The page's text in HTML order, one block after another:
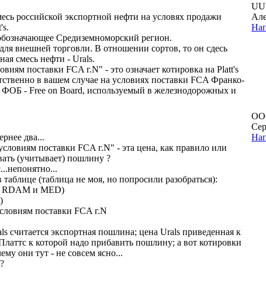
российской экспортной нефти на условях продажи
Средиземноморский регион.
внешней торговли. В отношении сортов, то он сдесь
смесь нефти - Urals.
поставки FCA г.N" - это означает котировка на Platt's
в вашем случае на условиях поставки FCA Франко-
ФОБ - Free on Board, используемый в железнодорожных и
два...
поставки FCA г.N" - эта цена, как правило или
(учитывает) пошлину ?
таблице (таблица не моя, но попросили разобраться):
RDAM и MED)
поставки FCA г.N
считается экспортная пошлина; цена Urals приведенная к
к которой надо прибавить пошлину; а вот котировки
они тут - не совсем ясно...